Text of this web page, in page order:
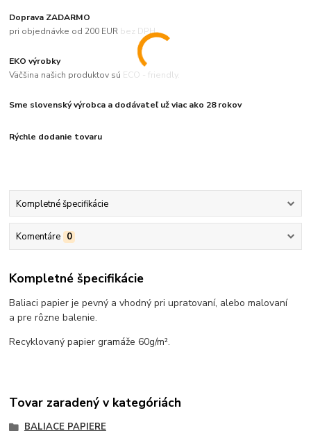
Doprava ZADARMO
pri objednávke od 200 EUR bez DPH
EKO výrobky
Väčšina našich produktov sú ECO - friendly.
Sme slovenský výrobca a dodávateľ už viac ako 28 rokov
Rýchle dodanie tovaru
Kompletné špecifikácie
Komentáre 0
Kompletné špecifikácie
Baliaci papier je pevný a vhodný pri upratovaní, alebo malovaní
a pre rôzne balenie.
Recyklovaný papier gramáže 60g/m².
Tovar zaradený v kategóriách
BALIACE PAPIERE